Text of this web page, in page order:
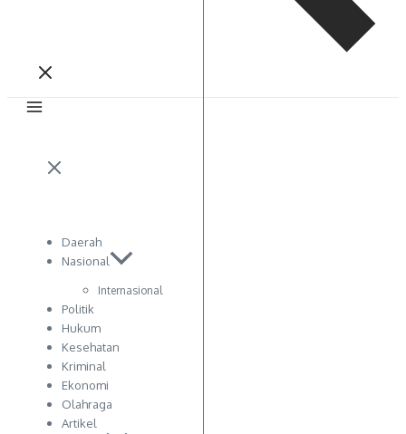
Daerah
Nasional
Internasional
Politik
Hukum
Kesehatan
Kriminal
Ekonomi
Olahraga
Artikel